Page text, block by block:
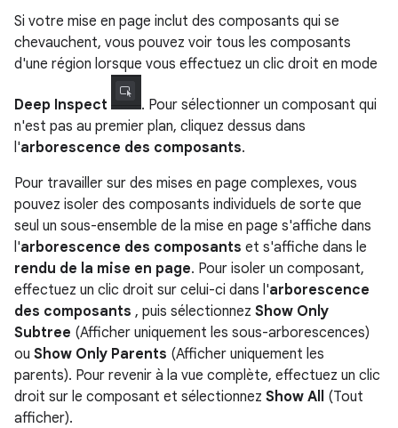
Si votre mise en page inclut des composants qui se
chevauchent, vous pouvez voir tous les composants
d'une région lorsque vous effectuez un clic droit en mode
Deep Inspect
. Pour sélectionner un composant qui
n'est pas au premier plan, cliquez dessus dans
l'arborescence des composants.
Pour travailler sur des mises en page complexes, vous
pouvez isoler des composants individuels de sorte que
seul un sous-ensemble de la mise en page s'affiche dans
l'arborescence des composants et s'affiche dans le
rendu de la mise en page. Pour isoler un composant,
effectuez un clic droit sur celui-ci dans l'arborescence
des composants , puis sélectionnez Show Only
Subtree (Afficher uniquement les sous-arborescences)
ou Show Only Parents (Afficher uniquement les
parents). Pour revenir à la vue complète, effectuez un clic
droit sur le composant et sélectionnez Show All (Tout
afficher).